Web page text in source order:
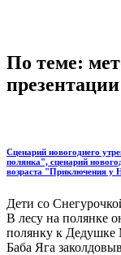
По теме:
Сценарий новогоднего
полянка", сценарий
возраста "Приключения у
Дети со
В лесу на полянке
полянку к Дедушке
Баба Яга